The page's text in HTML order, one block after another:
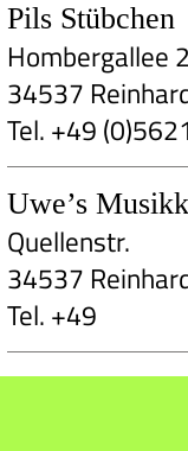
Pils Stübchen
Hombergallee
34537
Tel. +49
Uwe’s
Quellenstr.
34537
Tel. +49